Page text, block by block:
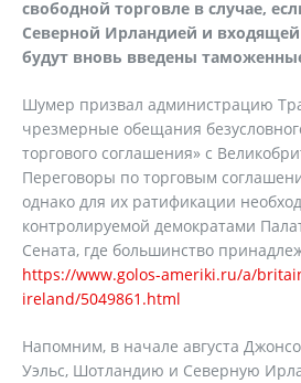
свободной торговле в случае,
Северной Ирландией и
будут вновь введены
Шумер призвал администрацию
чрезмерные обещания
торгового соглашения» с
Переговоры по торговым
однако для их ратификации
контролируемой демократами
Сената, где большинство
https://www.golos-ameriki.ru/a/
ireland/5049861.html
Напомним, в начале августа
Уэльс, Шотландию и Северную